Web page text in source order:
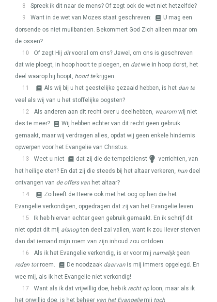
8
Spreek ik dit naar de mens? Of zegt ook de wet niet hetzelfde?
9
Want in de wet van Mozes staat geschreven:
U mag een
dorsende os niet muilbanden. Bekommert God Zich alleen maar om
de ossen?
10
Of zegt Hij ditvooral om ons? Jawel, om ons is geschreven
dat wie ploegt, in hoop hoort te ploegen, en datwie in hoop dorst, het
deel waarop hij hoopt, hoort tekrijgen.
11
Als wij bij u het geestelijke gezaaid hebben, is het dan te
veel als wij van u het stoffelijke oogsten?
12
Als anderen aan dit recht over u deelhebben, waarom wij niet
des te meer?
Wij hebben echter van dit recht geen gebruik
gemaakt, maar wij verdragen alles, opdat wij geen enkele hindernis
opwerpen voor het Evangelie van Christus.
13
Weet u niet dat zij die de tempeldienst
verrichten, van
het heilige eten? En dat zij die steeds bij het altaar verkeren, hun deel
ontvangen van de offers van het altaar?
14
Zo heeft de Heere ook met het oog op hen die het
Evangelie verkondigen, opgedragen dat zij van het Evangelie leven.
15
Ik heb hiervan echter geen gebruik gemaakt. En ik schrijf dit
niet opdat dit mij alsnogten deel zal vallen, want ik zou liever sterven
dan dat iemand mijn roem van zijn inhoud zou ontdoen.
16
Als ik het Evangelie verkondig, is er voor mij namelijkgeen
reden totroem. De noodzaak daarvan is mij immers opgelegd. En
wee mij, als ik het Evangelie niet verkondig!
17
Want als ik dat vrijwillig doe, heb ik recht op loon, maar als ik
het onwillig doe, is het beheer van het Evangeliemij toch